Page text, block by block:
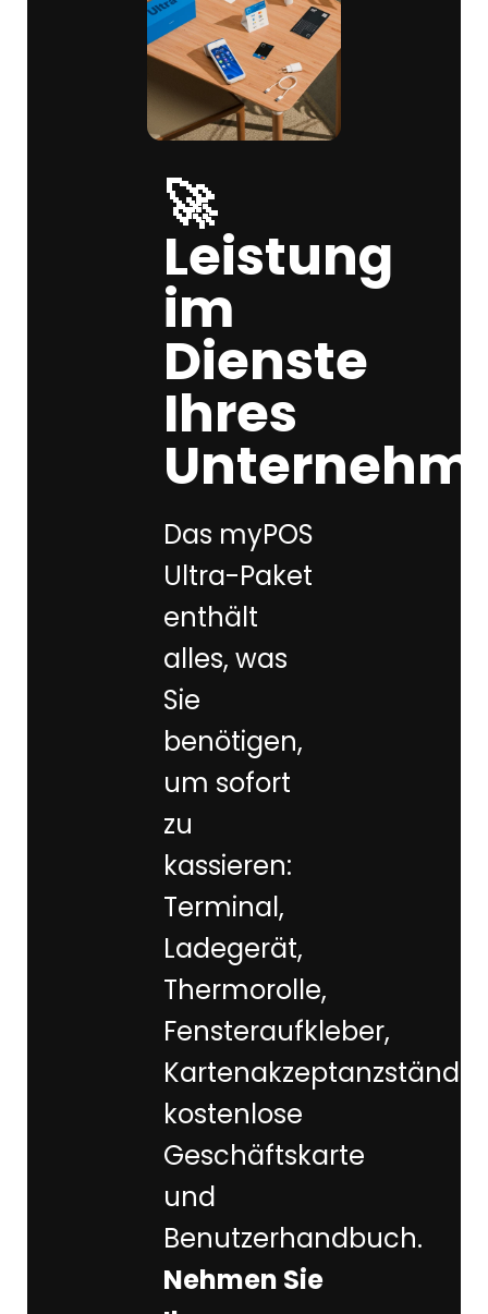
🚀
Leistung
im
Dienste
Ihres
Das myPOS
Ultra-Paket
enthält
alles, was
Sie
benötigen,
um sofort
zu
kassieren:
Terminal,
Ladegerät,
Thermorolle,
Fensteraufkleber,
kostenlose
Geschäftskarte
und
Benutzerhandbuch.
Nehmen Sie